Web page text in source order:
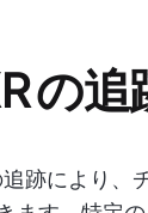
の追
跡により、